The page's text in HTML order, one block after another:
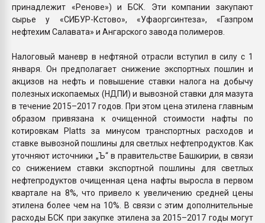
принадлежит «Ренове») и БСК. Эти компании закупают
сырье у «СИБУР-Кстово», «Уфаоргсинтеза», «Газпром
нефтехим Салавата» и Ангарского завода полимеров.
Налоговый маневр в нефтяной отрасли вступил в силу с 1
января. Он предполагает снижение экспортных пошлин и
акцизов на нефть и повышение ставки налога на добычу
полезных ископаемых (НДПИ) и вывозной ставки для мазута
в течение 2015–2017 годов. При этом цена этилена главным
образом привязана к очищенной стоимости нафты по
котировкам Platts за минусом транспортных расходов и
ставке вывозной пошлины для светлых нефтепродуктов. Как
уточняют источники „Ъ“ в правительстве Башкирии, в связи
со снижением ставки экспортной пошлины для светлых
нефтепродуктов очищенная цена нафты выросла в первом
квартале на 8%, что привело к увеличению средней цены
этилена более чем на 10%. В связи с этим дополнительные
расходы БСК при закупке этилена за 2015–2017 годы могут